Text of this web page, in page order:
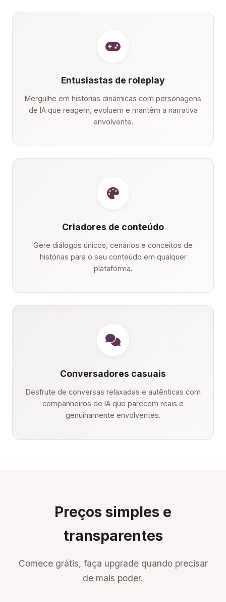
Entusiastas de roleplay
Mergulhe em histórias dinâmicas com personagens
de IA que reagem, evoluem e mantêm a narrativa
envolvente.
Criadores de conteúdo
Gere diálogos únicos, cenários e conceitos de
histórias para o seu conteúdo em qualquer
plataforma.
Conversadores casuais
Desfrute de conversas relaxadas e autênticas com
companheiros de IA que parecem reais e
genuinamente envolventes.
Preços simples e
transparentes
Comece grátis, faça upgrade quando precisar
de mais poder.